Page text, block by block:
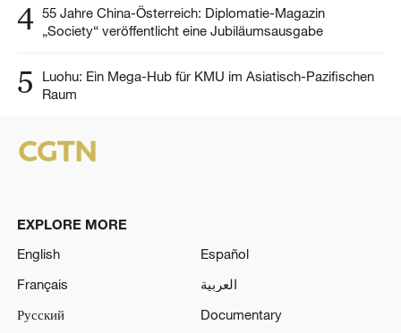
4 55 Jahre China-Österreich: Diplomatie-Magazin
„Society“ veröffentlicht eine Jubiläumsausgabe
5
Luohu: Ein Mega-Hub für KMU im Asiatisch-Pazifischen
Raum
EXPLORE MORE
English
Español
Français
العربية
Русский
Documentary